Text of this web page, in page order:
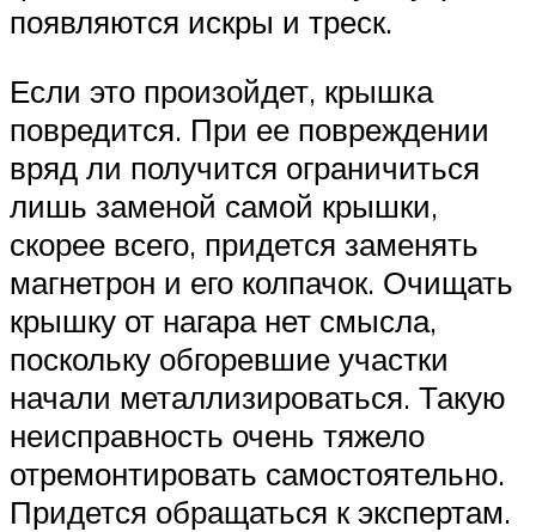
появляются искры и треск.
Если это произойдет, крышка
повредится. При ее повреждении
вряд ли получится ограничиться
лишь заменой самой крышки,
скорее всего, придется заменять
магнетрон и его колпачок. Очищать
крышку от нагара нет смысла,
поскольку обгоревшие участки
начали металлизироваться. Такую
неисправность очень тяжело
отремонтировать самостоятельно.
Придется обращаться к экспертам.